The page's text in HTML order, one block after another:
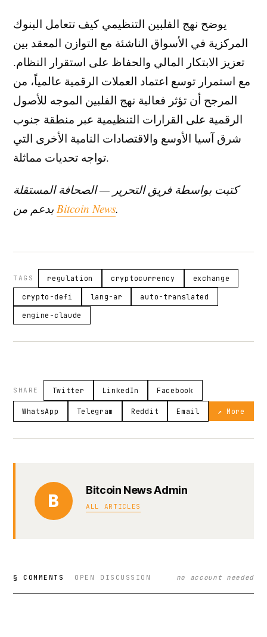
يوضح نهج الفلبين التنظيمي كيف تتعامل البنوك
المركزية في الأسواق الناشئة مع التوازن المعقد بين
تعزيز الابتكار المالي والحفاظ على استقرار النظام.
مع استمرار توسع اعتماد العملات الرقمية عالمياً، من
المرجح أن تؤثر فعالية نهج الفلبين الموجه للأصول
الرقمية على القرارات التنظيمية عبر منطقة جنوب
شرق آسيا الأوسع والاقتصادات النامية الأخرى التي
تواجه تحديات مماثلة.
كتبت بواسطة فريق التحرير — الصحافة المستقلة
Bitcoin News.
TAGS regulation cryptocurrency exchange
crypto-defi lang-ar auto-translated
engine-claude
SHARE Twitter LinkedIn Facebook
WhatsApp Telegram Reddit Email ↗ More
B
Bitcoin News Admin
ALL ARTICLES
§ COMMENTS OPEN DISCUSSION no account needed